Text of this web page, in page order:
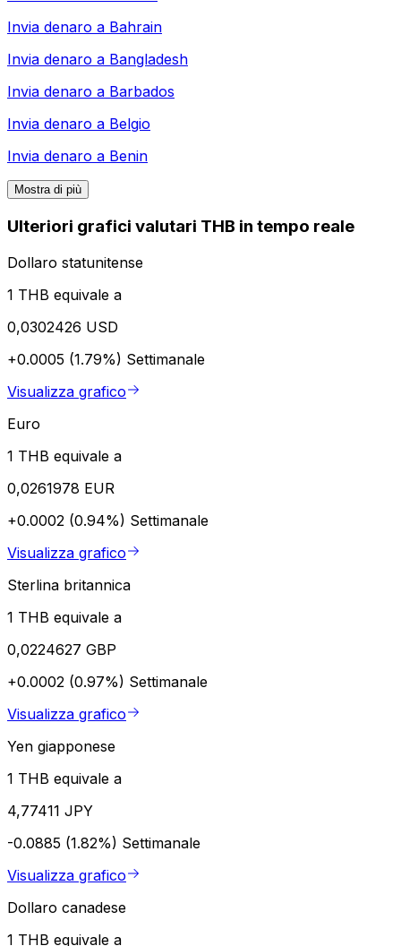
Invia denaro a Bahrain
Invia denaro a Bangladesh
Invia denaro a Barbados
Invia denaro a Belgio
Invia denaro a Benin
Mostra di più
Ulteriori grafici valutari THB in tempo reale
Dollaro statunitense
1 THB equivale a
0,0302426 USD
+0.0005 (1.79%) Settimanale
Visualizza grafico
Euro
1 THB equivale a
0,0261978 EUR
+0.0002 (0.94%) Settimanale
Visualizza grafico
Sterlina britannica
1 THB equivale a
0,0224627 GBP
+0.0002 (0.97%) Settimanale
Visualizza grafico
Yen giapponese
1 THB equivale a
4,77411 JPY
-0.0885 (1.82%) Settimanale
Visualizza grafico
Dollaro canadese
1 THB equivale a